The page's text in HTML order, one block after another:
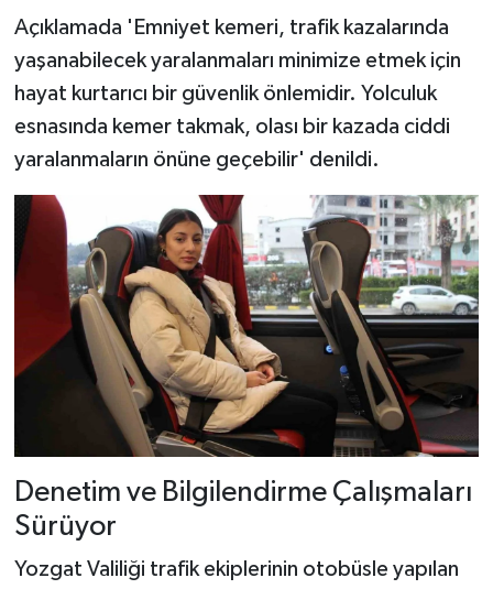
Açıklamada 'Emniyet kemeri, trafik kazalarında
yaşanabilecek yaralanmaları minimize etmek için
hayat kurtarıcı bir güvenlik önlemidir. Yolculuk
esnasında kemer takmak, olası bir kazada ciddi
yaralanmaların önüne geçebilir' denildi.
Denetim ve Bilgilendirme Çalışmaları
Sürüyor
Yozgat Valiliği trafik ekiplerinin otobüsle yapılan